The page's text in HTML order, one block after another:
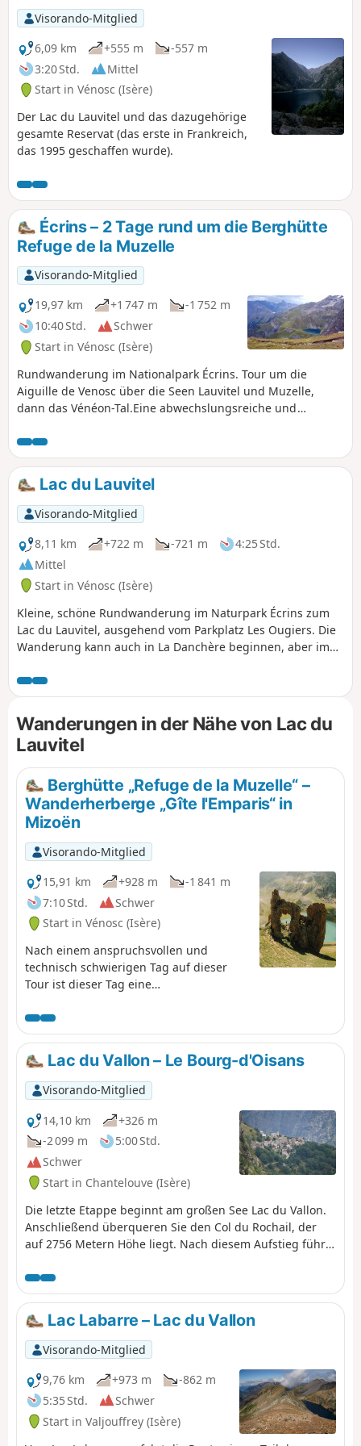
Visorando-Mitglied
6,09 km
+555 m
-557 m
3:20 Std.
Mittel
Start in Vénosc (Isère)
Der Lac du Lauvitel und das dazugehörige
gesamte Reservat (das erste in Frankreich,
das 1995 geschaffen wurde).
Écrins – 2 Tage rund um die Berghütte
Refuge de la Muzelle
Visorando-Mitglied
19,97 km
+1 747 m
-1 752 m
10:40 Std.
Schwer
Start in Vénosc (Isère)
Rundwanderung im Nationalpark Écrins. Tour um die
Aiguille de Venosc über die Seen Lauvitel und Muzelle,
dann das Vénéon-Tal.Eine abwechslungsreiche und
Möglichkeit, sie in zwei Tagen zu absolvieren und eine
Nacht in der Berghütte Refuge de la Muzelle zu verbringen
oder in der Nähe der Hütte zu biwakieren.
Lac du Lauvitel
Visorando-Mitglied
8,11 km
+722 m -721 m
4:25 Std.
Mittel
Start in Vénosc (Isère)
Kleine, schöne Rundwanderung im Naturpark Écrins zum
Lac du Lauvitel, ausgehend vom Parkplatz Les Ougiers. Die
Wanderung kann auch in La Danchère beginnen, aber im
Juni gesperrt. Der Aufstieg erfolgt über Les Selles und der
Abstieg über Les Rousses. Es handelt sich um einen
Bergweg, der zum Großteil durch den Wald führt und
daher schattig ist, was bei großer Hitze praktisch ist. Der
Weg ist größtenteils mit alten Steinen gepflastert, es gibt
kleine Brücken zu überqueren.
Wanderungen in der Nähe von Lac du
Lauvitel
Berghütte „Refuge de la Muzelle“ –
Wanderherberge „Gîte l'Emparis“ in
Mizoën
Visorando-Mitglied
15,91 km
+928 m
-1 841 m
7:10 Std.
Schwer
Start in Vénosc (Isère)
Nach einem anspruchsvollen und
technisch schwierigen Tag auf dieser
Tour ist dieser Tag eine
Dorf Mizoën. Der Abstieg nach Venosc ist
wunderschön und bietet herrliche
Wasserfälle. Anschließend, nach einer
Seilbahnfahrt, die den
Höhenunterschied auf 300 m reduziert,
durchqueren Sie den Ferienort Les Deux
Alpes, der vom Girose-Gletscher
überragt wird. Sie erreichen den Lac
Chambon und das herrliche Dorf Mizoën
mit seiner Herberge „Gîte l'Emparis“.
Lac du Vallon – Le Bourg-d'Oisans
Visorando-Mitglied
14,10 km
+326 m
-2 099 m
5:00 Std.
Schwer
Start in Chantelouve (Isère)
Die letzte Etappe beginnt am großen See Lac du Vallon.
Anschließend überqueren Sie den Col du Rochail, der
auf 2756 Metern Höhe liegt. Nach diesem Aufstieg führt
nach Villard-Notre-Dame, einem Dorf mit einem
herrlichen Aussichtspunkt auf Bourg-d'Oisans, Ihrem
Endziel.Lac Labarre – Lac du Vallon
Visorando-Mitglied
9,76 km
+973 m
-862 m
5:35 Std.
Schwer
Start in Valjouffrey (Isère)